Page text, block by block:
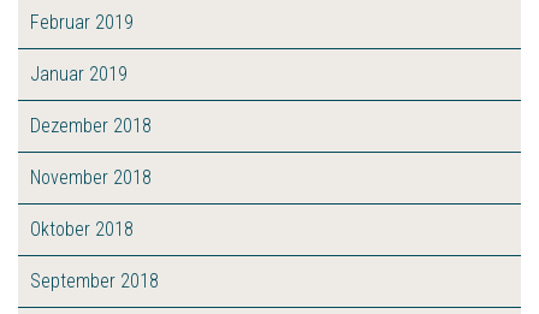
Februar 2019
Januar 2019
Dezember 2018
November 2018
Oktober 2018
September 2018